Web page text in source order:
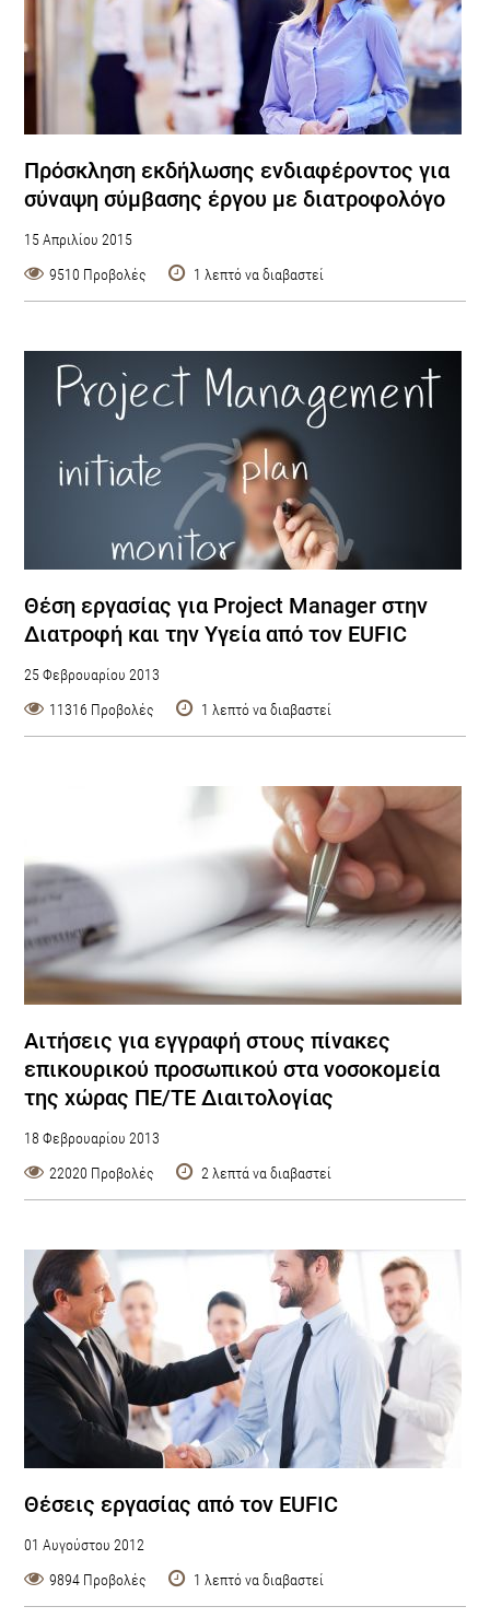
Πρόσκληση εκδήλωσης ενδιαφέροντος για
σύναψη σύμβασης έργου με διατροφολόγο
15 Απριλίου 2015
9510 Προβολές
1 λεπτό να διαβαστεί
Θέση εργασίας για Project Manager στην
Διατροφή και την Υγεία από τον EUFIC
25 Φεβρουαρίου 2013
11316 Προβολές
1 λεπτό να διαβαστεί
Αιτήσεις για εγγραφή στους πίνακες
επικουρικού προσωπικού στα νοσοκομεία
της χώρας ΠΕ/ΤΕ Διαιτολογίας
18 Φεβρουαρίου 2013
22020 Προβολές
2 λεπτά να διαβαστεί
Θέσεις εργασίας από τον EUFIC
01 Αυγούστου 2012
9894 Προβολές
1 λεπτό να διαβαστεί